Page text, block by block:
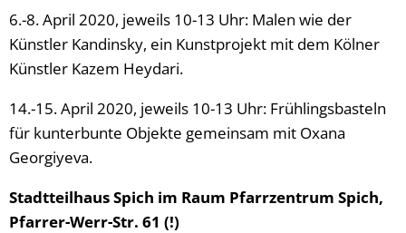
6.-8. April 2020, jeweils 10-13 Uhr: Malen wie der
Künstler Kandinsky, ein Kunstprojekt mit dem Kölner
Künstler Kazem Heydari.
14.-15. April 2020, jeweils 10-13 Uhr: Frühlingsbasteln
für kunterbunte Objekte gemeinsam mit Oxana
Georgiyeva.
Stadtteilhaus Spich im Raum Pfarrzentrum Spich,
Pfarrer-Werr-Str. 61 (!)